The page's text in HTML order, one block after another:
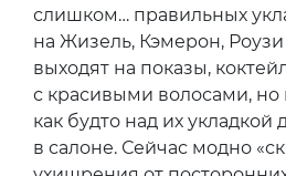
слишком… правильных
на Жизель, Кэмерон,
выходят на показы,
с красивыми волосами, но
как будто над их укладкой
в салоне. Сейчас модно